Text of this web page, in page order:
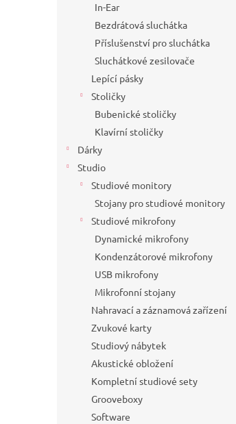
In-Ear
Bezdrátová sluchátka
Příslušenství pro sluchátka
Sluchátkové zesilovače
Lepící pásky
Stoličky
Bubenické stoličky
Klavírní stoličky
Dárky
Studio
Studiové monitory
Stojany pro studiové monitory
Studiové mikrofony
Dynamické mikrofony
Kondenzátorové mikrofony
USB mikrofony
Mikrofonní stojany
Nahravací a záznamová zařízení
Zvukové karty
Studiový nábytek
Akustické obložení
Kompletní studiové sety
Grooveboxy
Software